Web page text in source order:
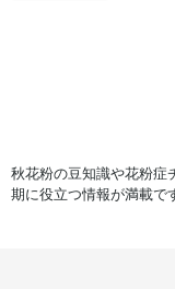
秋花粉の豆知識や花粉症
期に役立つ情報が満載で